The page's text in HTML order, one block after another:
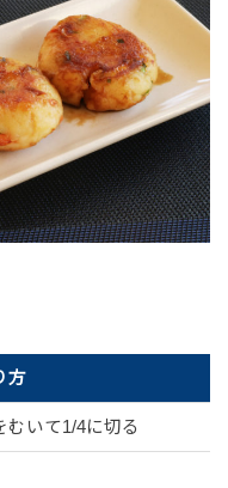
方
むいて1/4に切る